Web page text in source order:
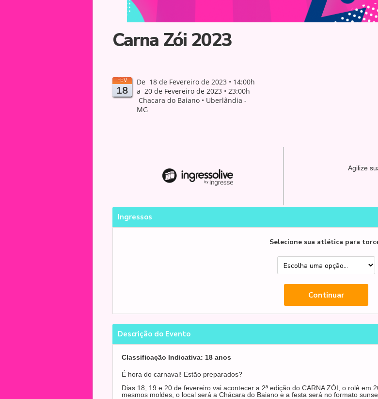
Carna Zói 2023
FEV
18
De 18 de Fevereiro de 2023 • 14:00h
a 20 de Fevereiro de 2023 • 23:00h
Chacara do Baiano • Uberlândia -
MG
Agilize
Ingressos
Selecione sua atlética para
Descrição do Evento
Classificação Indicativa: 18 anos
É hora do carnaval! Estão preparados?
Dias 18, 19 e 20 de fevereiro vai acontecer a 2ª edição do CARNA ZÓI, o rolê em
mesmos moldes, o local será a Chácara do Baiano e a festa será no formato